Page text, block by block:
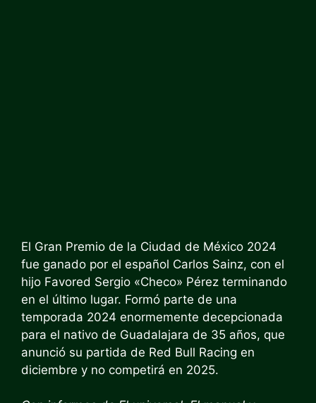
El Gran Premio de la Ciudad de México 2024
fue ganado por el español Carlos Sainz, con el
hijo Favored Sergio «Checo» Pérez terminando
en el último lugar. Formó parte de una
temporada 2024 enormemente decepcionada
para el nativo de Guadalajara de 35 años, que
anunció su partida de Red Bull Racing en
diciembre y no competirá en 2025.